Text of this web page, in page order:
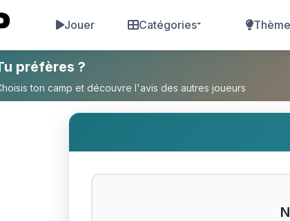
Jouer Catégories
préfères Nicolas Sarkozy ou François
préfères ?
ton camp et découvre l'avis des autres joueurs